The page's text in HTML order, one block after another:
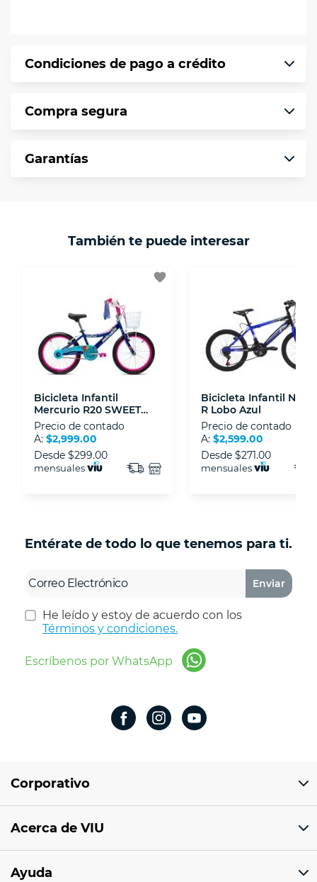
Condiciones de pago a crédito
puntualmente. Al finalizar tu compra generas
*Sujeto a aprobación de crédito conforme a
norma de VIU.
Compra segura
segura de principio a fin.
- Certificados de seguridad SSL y Encriptación
- Sello de confianza correspondiente,
disposiciones legales y Códigos de Ética de la
Asociación Mexicana de Internet (AIMX).
- Nos encontramos en la lista de socios Activos
de la Asociación de Internet.MX.
Garantías
También te puede interesar
favorite
Bicicleta Infantil
Mercurio R20 SWEET
GIRL Azul
Precio de contado
A: $2,999.00
Desde $299.00
mensuales
Bicicleta Infantil Nitro
R Lobo Azul
Precio de contado
A: $2,599.00
Desde $271.00
mensuales
Entérate de todo lo que tenemos para ti.
Enviar
He leído y estoy de acuerdo con los
Términos y condiciones.
Escríbenos por WhatsApp
Corporativo
Av 18 de marzo # 309. Colonia la Nogalera.
México
Acerca de VIU
Ayuda